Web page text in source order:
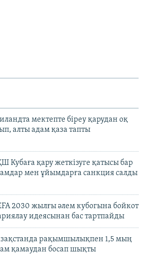
мектепте біреу қарудан оқ
алты адам қаза тапты
Кубаға қару жеткізуге қатысы бар
мен ұйымдарға санкция салды
2030 жылғы әлем кубогына бойкот
идеясынан бас тартпайды
рақымшылықпен 1,5 мың
қамаудан босап шықты